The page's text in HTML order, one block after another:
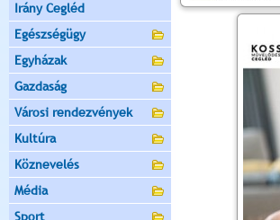
Irány Cegléd
Egészségügy
Egyházak
Gazdaság
Városi rendezvények
Kultúra
Köznevelés
Média
Sport